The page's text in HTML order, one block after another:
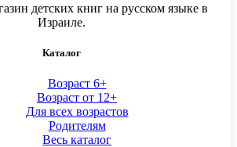
детских книг на русском языке в
Израиле.
Каталог
Возраст 6+
Возраст от 12+
Для всех возрастов
Родителям
Весь каталог